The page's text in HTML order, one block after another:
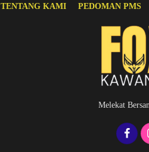
TENTANG KAMI PEDOMAN PMS
Melekat